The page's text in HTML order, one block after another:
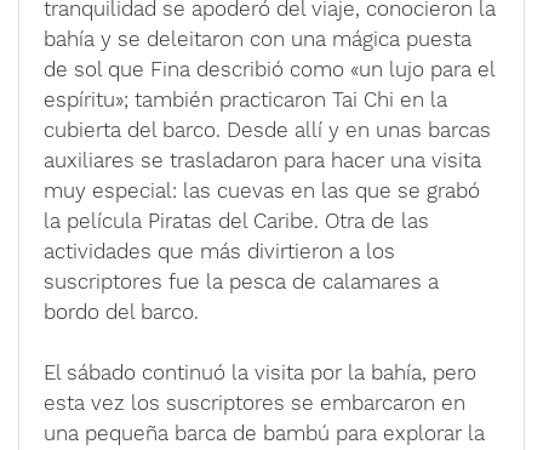
tranquilidad se apoderó del viaje, conocieron la
bahía y se deleitaron con una mágica puesta
de sol que Fina describió como «un lujo para el
espíritu»; también practicaron Tai Chi en la
cubierta del barco. Desde allí y en unas barcas
auxiliares se trasladaron para hacer una visita
muy especial: las cuevas en las que se grabó
la película Piratas del Caribe. Otra de las
actividades que más divirtieron a los
suscriptores fue la pesca de calamares a
bordo del barco.
El sábado continuó la visita por la bahía, pero
esta vez los suscriptores se embarcaron en
una pequeña barca de bambú para explorar la